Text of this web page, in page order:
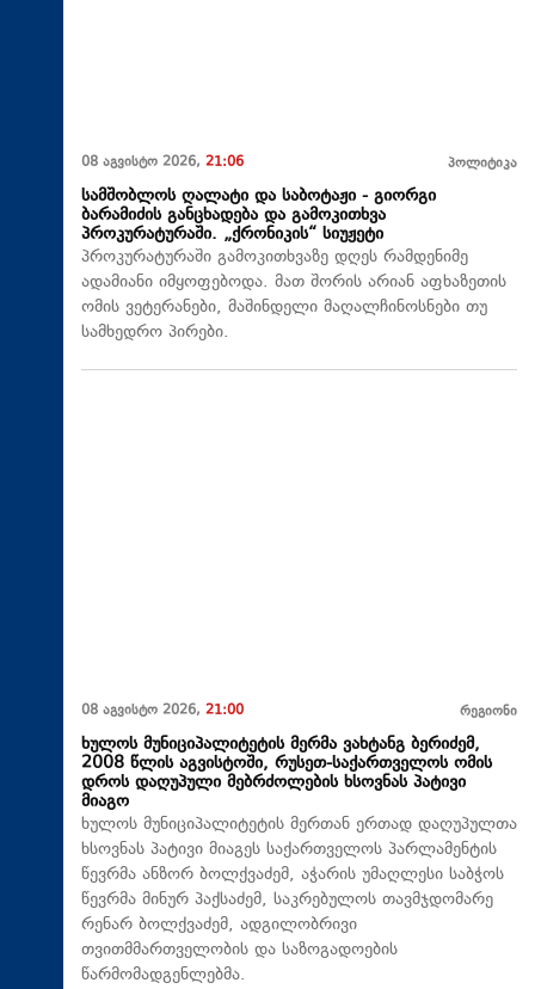
08 აგვისტო 2026, 21:06 პოლიტიკა
სამშობლოს ღალატი და საბოტაჟი - გიორგი
ბარამიძის განცხადება და გამოკითხვა
პროკურატურაში. „ქრონიკის“ სიუჟეტი
პროკურატურაში გამოკითხვაზე დღეს რამდენიმე
ადამიანი იმყოფებოდა. მათ შორის არიან აფხაზეთის
ომის ვეტერანები, მაშინდელი მაღალჩინოსნები თუ
სამხედრო პირები.
08 აგვისტო 2026, 21:00 რეგიონი
ხულოს მუნიციპალიტეტის მერმა ვახტანგ ბერიძემ,
2008 წლის აგვისტოში, რუსეთ-საქართველოს ომის
დროს დაღუპული მებრძოლების ხსოვნას პატივი
მიაგო
ხულოს მუნიციპალიტეტის მერთან ერთად დაღუპულთა
ხსოვნას პატივი მიაგეს საქართველოს პარლამენტის
წევრმა ანზორ ბოლქვაძემ, აჭარის უმაღლესი საბჭოს
წევრმა მინურ პაქსაძემ, საკრებულოს თავმჯდომარე
რენარ ბოლქვაძემ, ადგილობრივი
თვითმმართველობის და საზოგადოების
წარმომადგენლებმა.